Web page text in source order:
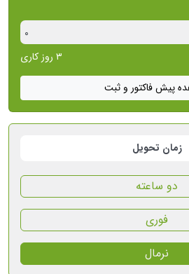
۰
۳ روز کاری
پیش فاکتور و ثبت
زمان تحویل
دو ساعته
فوری
نرمال